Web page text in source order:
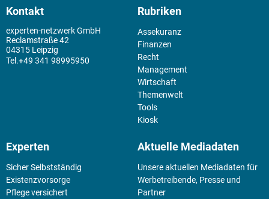
Kontakt
experten-netzwerk GmbH
Reclamstraße 42
04315 Leipzig
+49 341 98995950
Rubriken
Assekuranz
Finanzen
Recht
Management
Wirtschaft
Themenwelt
Tools
Kiosk
Experten
Sicher Selbstständig
Existenz­vorsorge
Pflege versichert
Aktuelle Mediadaten
Unsere aktuellen Mediadaten für
Werbetreibende, Presse und
Partner